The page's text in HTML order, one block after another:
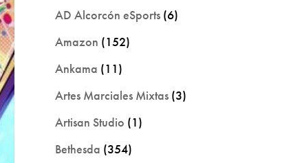
AD Alcorcón eSports (6)
Amazon (152)
Ankama (11)
Artes Marciales Mixtas (3)
Artisan Studio (1)
Bethesda (354)